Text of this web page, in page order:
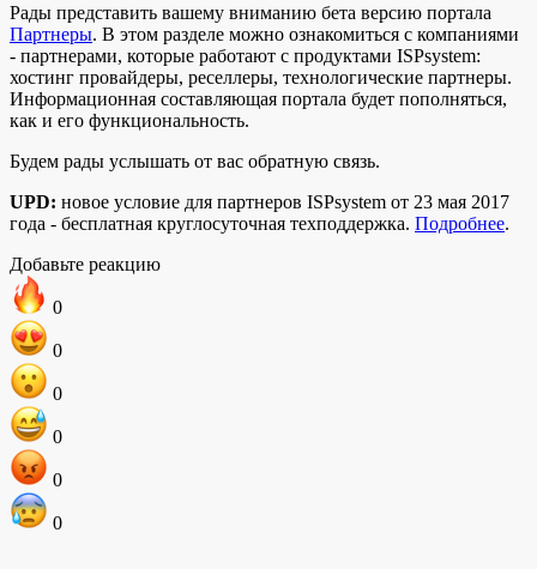
Рады представить вашему вниманию бета версию портала
Партнеры. В этом разделе можно ознакомиться с компаниями
- партнерами, которые работают с продуктами ISPsystem:
хостинг провайдеры, реселлеры, технологические партнеры.
Информационная составляющая портала будет пополняться,
как и его функциональность.
Будем рады услышать от вас обратную связь.
UPD: новое условие для партнеров ISPsystem от 23 мая 2017
года - бесплатная круглосуточная техподдержка. Подробнее.
Добавьте реакцию
0
0
0
0
0
0